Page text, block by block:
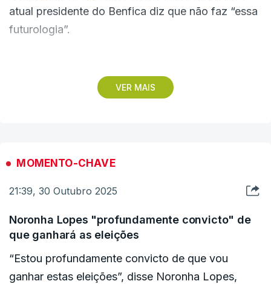
VER MAIS
atual presidente do Benfica diz que não faz “essa
futurologia”.
oposição, Rui Costa responde: “Já passei por isso
durante quatro anos e não consigo fazer aos
MOMENTO-CHAVE
21:39, 30 Outubro 2025
Noronha Lopes "profundamente convicto" de
que ganhará as eleições
“Estou profundamente convicto de que vou
ganhar estas eleições”, disse Noronha Lopes,